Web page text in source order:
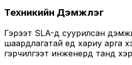
Техникийн Дэмжлэг
Гэрээт SLA-д суурилсан
шаардлагатай үед хариу арга
гэрчилгээт инженерүүд танд